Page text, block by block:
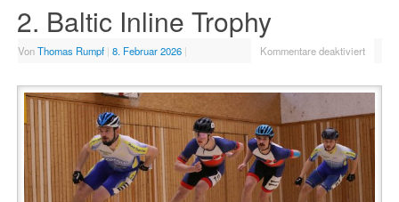
2. Baltic Inline Trophy
VonThomas Rumpf | 8. Februar 2026 | Kommentare deaktiviert